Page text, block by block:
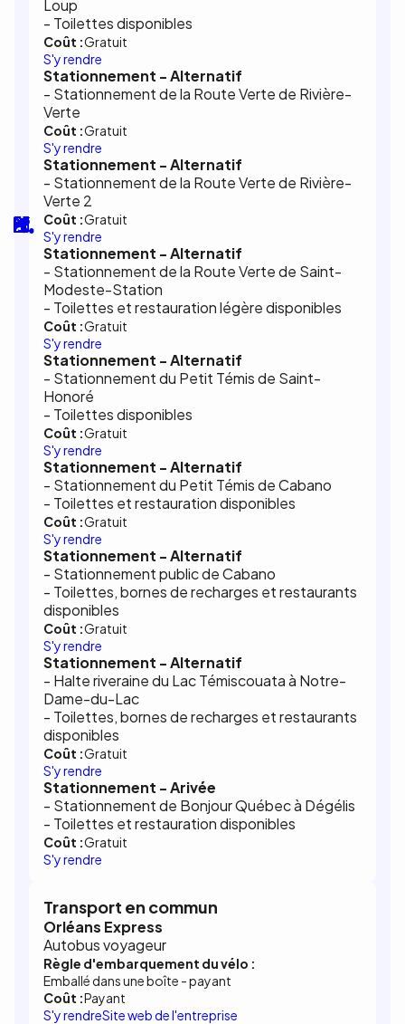
Loup
- Toilettes disponibles
Coût :Gratuit
S'y rendre
Stationnement - Alternatif
- Stationnement de la Route Verte de Rivière-
Verte
Coût :Gratuit
S'y rendre
Stationnement - Alternatif
- Stationnement de la Route Verte de Rivière-
Verte 2
Coût :Gratuit
S'y rendre
Stationnement - Alternatif
- Stationnement de la Route Verte de Saint-
Modeste-Station
- Toilettes et restauration légère disponibles
Coût :Gratuit
S'y rendre
Stationnement - Alternatif
- Stationnement du Petit Témis de Saint-
Honoré
- Toilettes disponibles
Coût :Gratuit
S'y rendre
Stationnement - Alternatif
- Stationnement du Petit Témis de Cabano
- Toilettes et restauration disponibles
Coût :Gratuit
S'y rendre
Stationnement - Alternatif
- Stationnement public de Cabano
- Toilettes, bornes de recharges et restaurants
disponibles
Coût :Gratuit
S'y rendre
Stationnement - Alternatif
- Halte riveraine du Lac Témiscouata à Notre-
Dame-du-Lac
- Toilettes, bornes de recharges et restaurants
disponibles
Coût :Gratuit
S'y rendre
Stationnement - Arivée
- Stationnement de Bonjour Québec à Dégélis
- Toilettes et restauration disponibles
Coût :Gratuit
S'y rendre
Transport en commun
Orléans Express
Autobus voyageur
Règle d'embarquement du vélo :
Emballé dans une boîte - payant
Coût :Payant
S'y rendreSite web de l'entreprise